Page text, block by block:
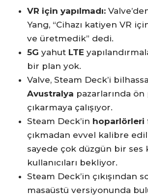
VR için yapılmadı:
Yang, “Cihazı katiyen VR
ve üretmedik” dedi.
5G yahut LTE
bir plan yok.
Valve, Steam Deck’i bilhassa
Avustralya pazarlarında ön
çıkarmaya çalışıyor.
Steam Deck’in hoparlörleri
çıkmadan evvel kalibre
sayede çok düzgün bir ses
kullanıcıları bekliyor.
Steam Deck’in çıkışından
masaüstü versiyonunda